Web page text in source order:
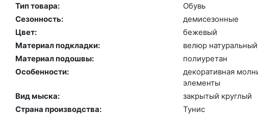
Тип товара: Обувь
Сезонность:
де­мисе­зон­ные
Цвет:
бе­жевый
Материал подкладки:
ве­люр на­тураль­ный
Материал подошвы:
по­ли­уре­тан
Особенности:
де­кора­тив­ная
эле­мен­ты
Вид мыска: зак­ры­тый круг­лый
Страна производства:
Ту­нис